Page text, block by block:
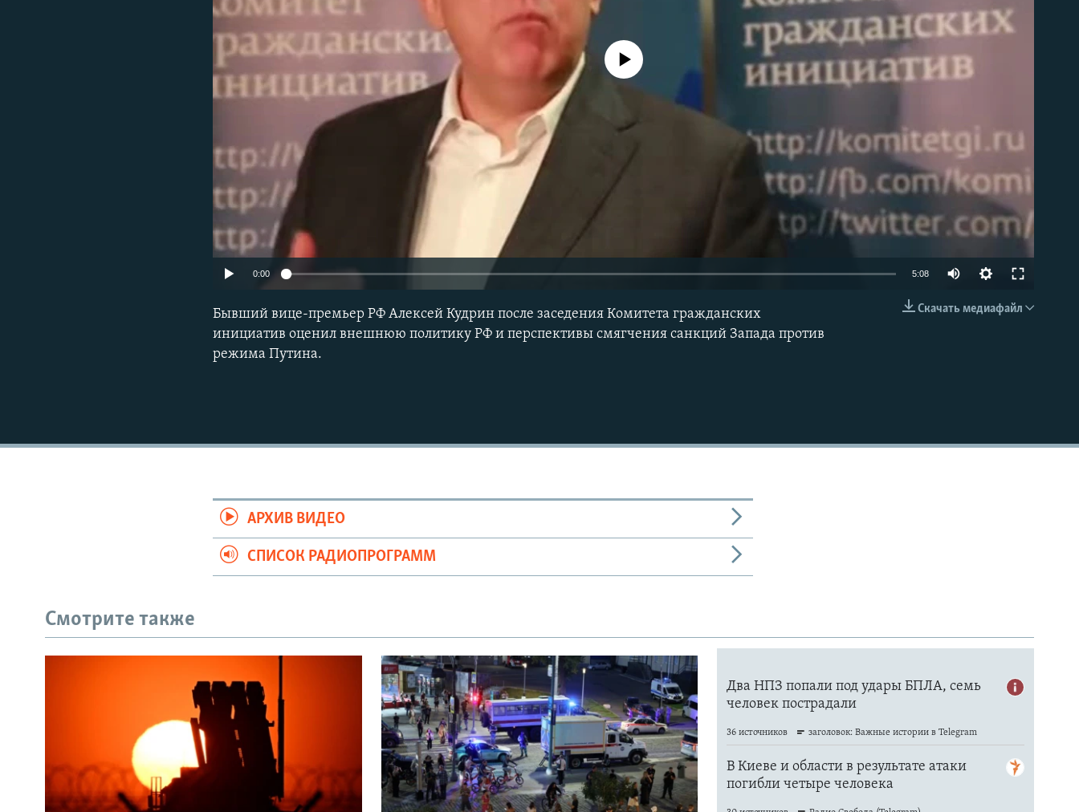
EMBED
No media source currently available
0:00 5:08
Скачать медиафайл
Бывший вице-премьер РФ Алексей Кудрин после заседения Комитета гражданских
инициатив оценил внешнюю политику РФ и перспективы смягчения санкций Запада против
режима Путина.
АРХИВ ВИДЕО
СПИСОК РАДИОПРОГРАММ
Смотрите также